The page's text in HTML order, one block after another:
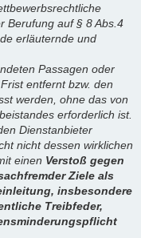
Berufung auf § 8 Abs.4
erläuternde und
Passagen oder
entfernt bzw. den
werden, ohne das von
erforderlich ist.
Dienstanbieter
nicht dessen wirklichen
einen Verstoß gegen
Ziele als
insbesondere
Treibfeder,